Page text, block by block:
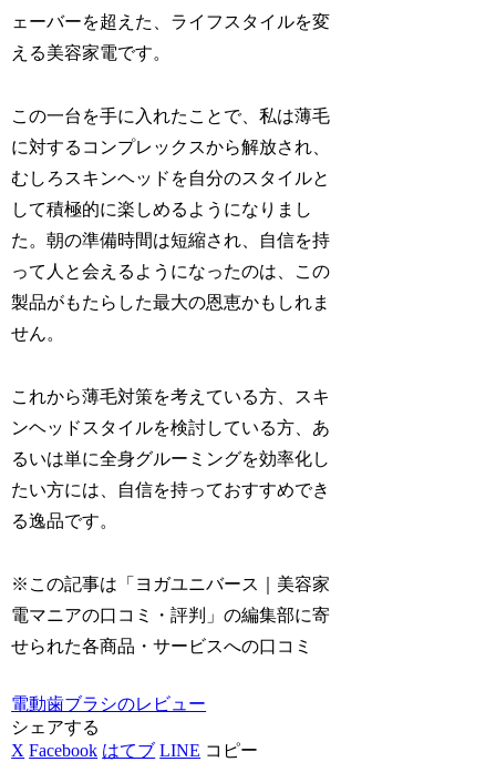
ェーバーを超えた、ライフスタイルを変
える美容家電です。
この一台を手に入れたことで、私は薄毛
に対するコンプレックスから解放され、
むしろスキンヘッドを自分のスタイルと
して積極的に楽しめるようになりまし
た。朝の準備時間は短縮され、自信を持
って人と会えるようになったのは、この
製品がもたらした最大の恩恵かもしれま
せん。
これから薄毛対策を考えている方、スキ
ンヘッドスタイルを検討している方、あ
るいは単に全身グルーミングを効率化し
たい方には、自信を持っておすすめでき
る逸品です。
※この記事は「ヨガユニバース｜美容家
電マニアの口コミ・評判」の編集部に寄
せられた各商品・サービスへの口コミ
電動歯ブラシのレビュー
シェアする
X Facebook はてブ LINE コピー